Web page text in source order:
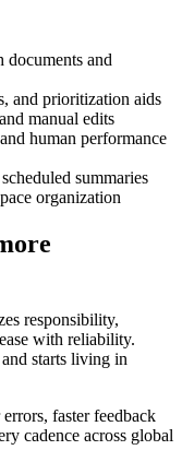
documents and
and prioritization aids
manual edits
human performance
summaries
organization
responsibility,
with reliability.
starts living in
faster feedback
cadence across global